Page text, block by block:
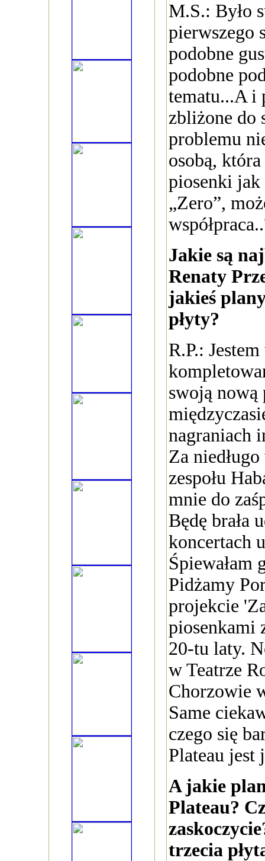
M.S.: Było
pierwszego
podobne
podobne
tematu...A i
zbliżone do
problemu
osobą, która
piosenki jak
„Zero”,
Jakie są
Renaty
jakieś
płyty?
R.P.:
swoją nową
nagraniach
Za
zespołu
mnie do
Będę brała
koncertach
Śpiewałam
Pidżamy
projekcie
piosenkami
20-tu laty.
w Teatrze
Chorzowie
Same
czego się
Plateau jest
A jakie
Plateau?
trzecia